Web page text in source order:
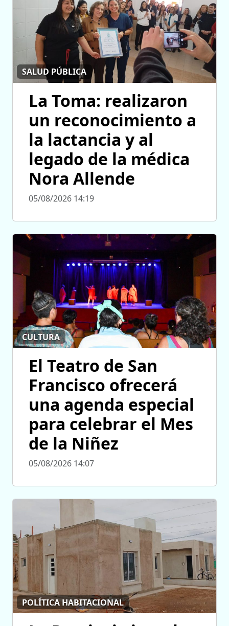
SALUD PÚBLICA
La Toma: realizaron
un reconocimiento a
la lactancia y al
legado de la médica
Nora Allende
05/08/2026 14:19
CULTURA
El Teatro de San
Francisco ofrecerá
una agenda especial
para celebrar el Mes
de la Niñez
05/08/2026 14:07
POLÍTICA HABITACIONAL